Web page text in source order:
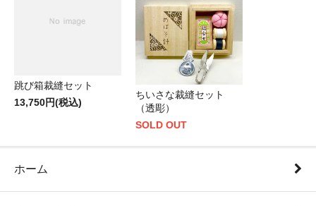
跳び箱裁縫セット
13,750円(税込)
ちいさな裁縫セット
（透彫）
SOLD OUT
ホーム